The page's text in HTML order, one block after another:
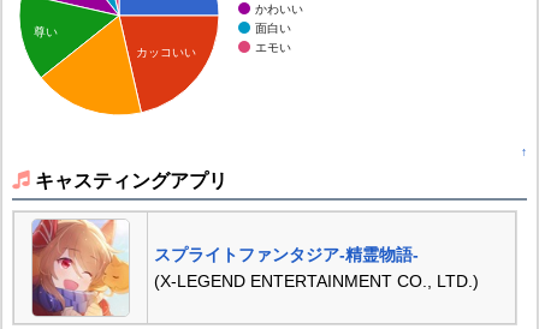
かわいい
面白い
エモい
カッコいい
尊い
↑
キャスティングアプリ
スプライトファンタジア-精霊物語-
(X-LEGEND ENTERTAINMENT CO., LTD.)